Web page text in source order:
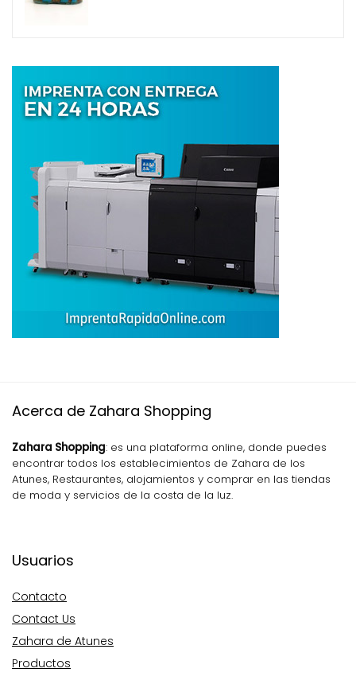
Acerca de Zahara Shopping
Zahara Shopping: es una plataforma online, donde puedes
encontrar todos los establecimientos de Zahara de los
Atunes, Restaurantes, alojamientos y comprar en las tiendas
de moda y servicios de la costa de la luz.
Usuarios
Contacto
Contact Us
Zahara de Atunes
Productos